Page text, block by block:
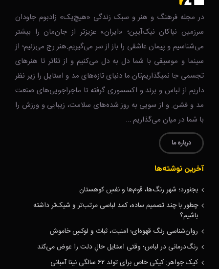
در مجله فرهنگ و هنر و سبک زندگی‌ «هیچ‌یک» زادبوم جاودان
سرزمین نیاکان نیک‌‌‌آیین؛ «ایران» عزیزتر از جان‌مان را بیشتر
می‌شناسیم و پیمان عاشقی را باز از سر می‌گیریم.هنر رج می‌زنیم؛ از
سینما و موسیقی با شما دل به دل می‌کنیم و از تئاتر تا هنرهای
تجسمی جا نمیگذاریم‌تان.ما دنیای تازه‌های مد و استایل را زیر نظر
داریم از لباس و برند و اکسسوری گرفته تا ماجراجویی‌های صنعت
مد و فشن. و از سویی به روز شده‌های سلامت، زیبایی و ورزش را
با شما در میان می‌گذاریم …
درباره ما
آخرین نوشته‌ها
بجنورد؛ شهر رنگ‌ها، قوم‌ها و نفسِ کوهستان
چطور با چند تصمیم ساده، کمد لباسی مرتب‌تر و شیک‌تر داشته
باشیم؟
روان‌شناسی رنگ قهوه‌ای؛ امنیت، ثبات و لوکسِ خاموش
رنگ‌درمانی در لباس؛ وقتی استایل حالِ دلت را عوض می‌کند
کیک جواهر: کیکی خاص برای تولد ۶۲ سالگی نیتا آمبانی